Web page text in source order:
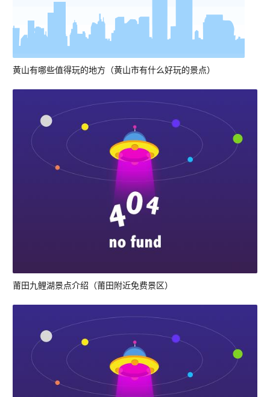
黄山有哪些值得玩的地方（黄山市有什么好玩的景点）
莆田九鲤湖景点介绍（莆田附近免费景区）